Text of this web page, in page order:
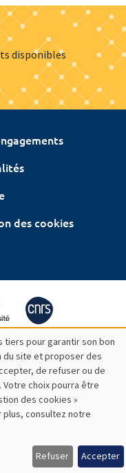
disponibles
des cookies
pour garantir son bon
du site et proposer des
de refuser ou de
choix pourra être
des cookies »
plus, consultez notre
Refuser Accepter